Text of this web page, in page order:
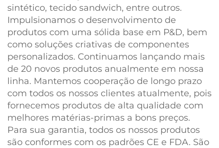
sintético, tecido sandwich, entre outros.
Impulsionamos o desenvolvimento de
produtos com uma sólida base em P&D, bem
como soluções criativas de componentes
personalizados. Continuamos lançando mais
de 20 novos produtos anualmente em nossa
linha. Mantemos cooperação de longo prazo
com todos os nossos clientes atualmente, pois
fornecemos produtos de alta qualidade com
melhores matérias-primas a bons preços.
Para sua garantia, todos os nossos produtos
são conformes com os padrões CE e FDA. São